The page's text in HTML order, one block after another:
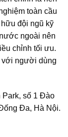
toàn cầu
đội ngũ kỹ
ngoài nên
chỉnh tối ưu.
với người dùng
Park, số 1 Đào
Đa, Hà Nội.